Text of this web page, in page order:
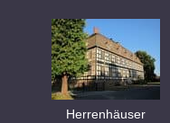
Herrenhäuser